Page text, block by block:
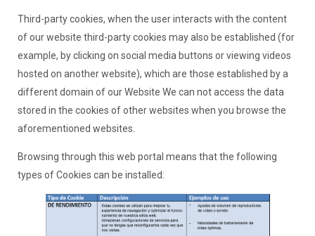
Third-party cookies, when the user interacts with the content
of our website third-party cookies may also be established (for
example, by clicking on social media buttons or viewing videos
hosted on another website), which are those established by a
different domain of our Website We can not access the data
stored in the cookies of other websites when you browse the
aforementioned websites.
Browsing through this web portal means that the following
types of Cookies can be installed: